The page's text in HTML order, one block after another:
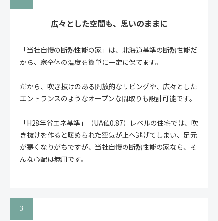
広々とした空間も、思いのままに
「当社自慢の断熱性能の家」は、北海道基準の断熱性能だ
から、家全体の温度を簡単に一定に保てます。
だから、吹き抜けのある開放的なリビングや、広々とした
エントランスのようなオープンな間取りも設計可能です。
「H28年省エネ基準」（UA値0.87）レベルの住宅では、吹
き抜けを作ると暖められた空気が上へ逃げてしまい、足元
が寒くなりがちですが、当社自慢の断熱性能の家なら、そ
んな心配は無用です。